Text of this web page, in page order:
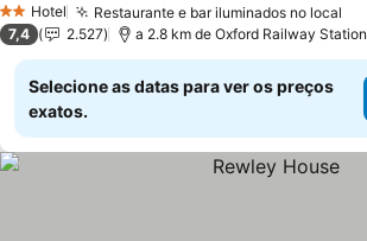
2 Estrelas
Hotel Restaurante e bar iluminados no local
7,4 2.527 a 2.8 km de Oxford Railway Station
Selecione as datas para ver os preços
exatos.